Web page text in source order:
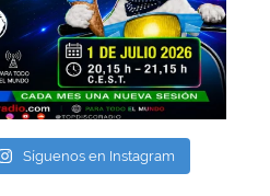
Síguenos en Instagram